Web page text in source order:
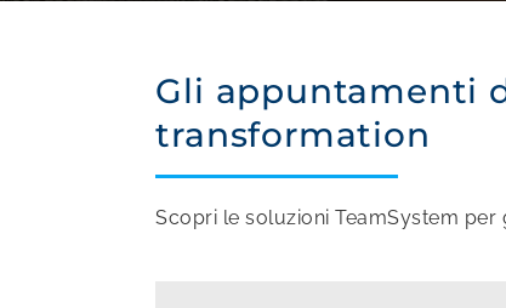
Gli appuntamenti
transformation
Scopri le soluzioni TeamSystem